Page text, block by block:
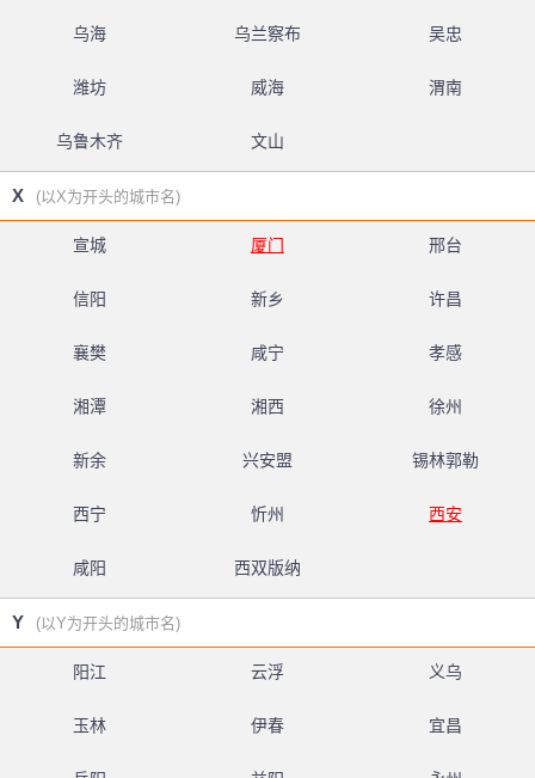
乌海 乌兰察布 吴忠
潍坊 威海 渭南
乌鲁木齐 文山
X (以X为开头的城市名)
宣城 厦门 邢台
信阳 新乡 许昌
襄樊 咸宁 孝感
湘潭 湘西 徐州
新余 兴安盟 锡林郭勒
西宁 忻州 西安
咸阳 西双版纳
Y (以Y为开头的城市名)
阳江 云浮 义乌
玉林 伊春 宜昌